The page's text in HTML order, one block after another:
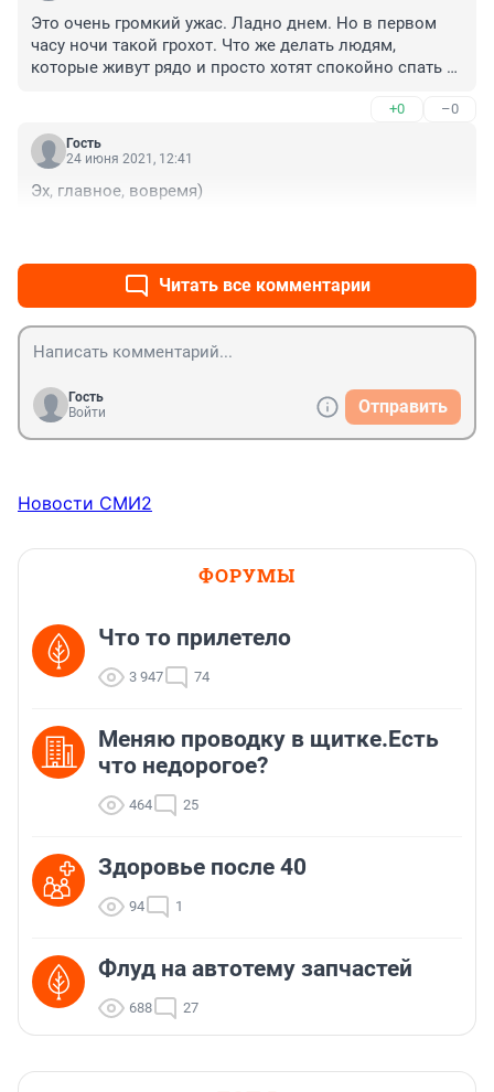
Это очень громкий ужас. Ладно днем. Но в первом
часу ночи такой грохот. Что же делать людям,
которые живут рядо и просто хотят спокойно спать с
+0 –0
Гость
24 июня 2021, 12:41
Эх, главное, вовремя)
Читать все комментарии
Гость
Войти
Отправить
Новости СМИ2
ФОРУМЫ
Что то прилетело
3 947 74
Меняю проводку в щитке.Есть
что недорогое?
464 25
Здоровье после 40
94 1
Флуд на автотему запчастей
688 27